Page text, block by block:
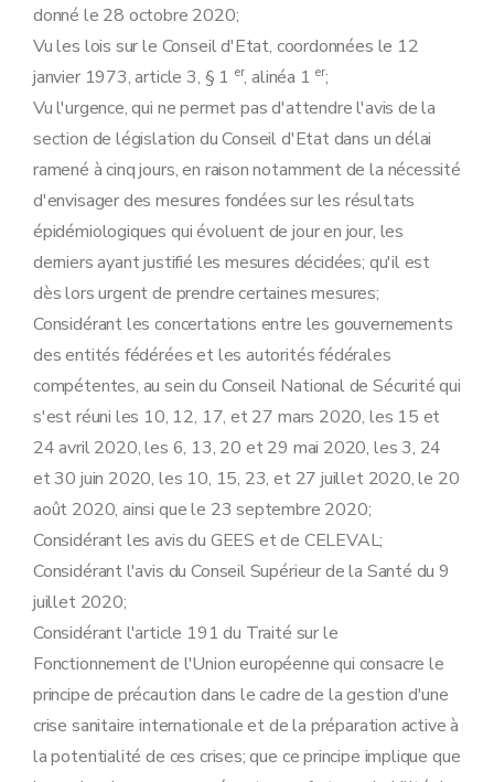
donné le 28 octobre 2020;
Vu les lois sur le Conseil d'Etat, coordonnées le 12
janvier 1973, article 3, § 1 er, alinéa 1 er;
Vu l'urgence, qui ne permet pas d'attendre l'avis de la
section de législation du Conseil d'Etat dans un délai
ramené à cinq jours, en raison notamment de la nécessité
d'envisager des mesures fondées sur les résultats
épidémiologiques qui évoluent de jour en jour, les
derniers ayant justifié les mesures décidées; qu'il est
dès lors urgent de prendre certaines mesures;
Considérant les concertations entre les gouvernements
des entités fédérées et les autorités fédérales
compétentes, au sein du Conseil National de Sécurité qui
s'est réuni les 10, 12, 17, et 27 mars 2020, les 15 et
24 avril 2020, les 6, 13, 20 et 29 mai 2020, les 3, 24
et 30 juin 2020, les 10, 15, 23, et 27 juillet 2020, le 20
août 2020, ainsi que le 23 septembre 2020;
Considérant les avis du GEES et de CELEVAL;
Considérant l'avis du Conseil Supérieur de la Santé du 9
juillet 2020;
Considérant l'article 191 du Traité sur le
Fonctionnement de l'Union européenne qui consacre le
principe de précaution dans le cadre de la gestion d'une
crise sanitaire internationale et de la préparation active à
la potentialité de ces crises; que ce principe implique que